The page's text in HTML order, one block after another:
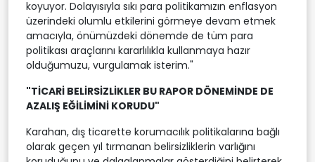
koyuyor. Dolayısıyla sıkı para politikamızın enflasyon
üzerindeki olumlu etkilerini görmeye devam etmek
amacıyla, önümüzdeki dönemde de tüm para
politikası araçlarını kararlılıkla kullanmaya hazır
olduğumuzu, vurgulamak isterim."
"TİCARİ BELİRSİZLİKLER BU RAPOR DÖNEMİNDE DE
AZALIŞ EĞİLİMİNİ KORUDU"
Karahan, dış ticarette korumacılık politikalarına bağlı
olarak geçen yıl tırmanan belirsizliklerin varlığını